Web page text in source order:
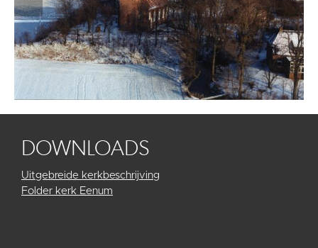
DOWNLOADS
Uitgebreide kerkbeschrijving
Folder kerk Eenum